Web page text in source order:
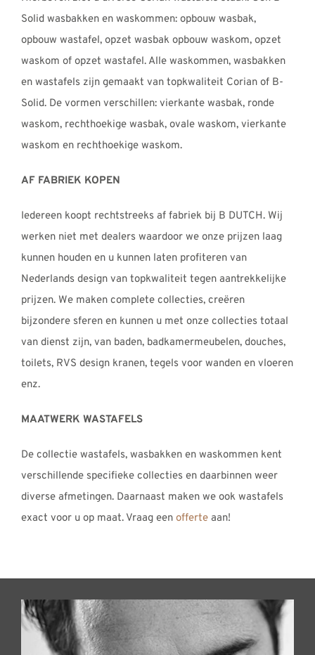
Solid wasbakken en waskommen: opbouw wasbak,
opbouw wastafel, opzet wasbak opbouw waskom, opzet
waskom of opzet wastafel. Alle waskommen, wasbakken
en wastafels zijn gemaakt van topkwaliteit Corian of B-
Solid. De vormen verschillen: vierkante wasbak, ronde
waskom, rechthoekige wasbak, ovale waskom, vierkante
waskom en rechthoekige waskom.
AF FABRIEK KOPEN
Iedereen koopt rechtstreeks af fabriek bij B DUTCH. Wij
werken niet met dealers waardoor we onze prijzen laag
kunnen houden en u kunnen laten profiteren van
Nederlands design van topkwaliteit tegen aantrekkelijke
prijzen. We maken complete collecties, creëren
bijzondere sferen en kunnen u met onze collecties totaal
van dienst zijn, van baden, badkamermeubelen, douches,
toilets, RVS design kranen, tegels voor wanden en vloeren
enz.
MAATWERK WASTAFELS
De collectie wastafels, wasbakken en waskommen kent
verschillende specifieke collecties en daarbinnen weer
diverse afmetingen. Daarnaast maken we ook wastafels
exact voor u op maat. Vraag een offerteaan!